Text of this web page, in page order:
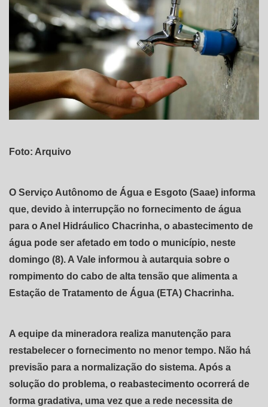
Foto: Arquivo
O Serviço Autônomo de Água e Esgoto (Saae) informa
que, devido à interrupção no fornecimento de água
para o Anel Hidráulico Chacrinha, o abastecimento de
água pode ser afetado em todo o município, neste
domingo (8). A Vale informou à autarquia sobre o
rompimento do cabo de alta tensão que alimenta a
Estação de Tratamento de Água (ETA) Chacrinha.
A equipe da mineradora realiza manutenção para
restabelecer o fornecimento no menor tempo. Não há
previsão para a normalização do sistema. Após a
solução do problema, o reabastecimento ocorrerá de
forma gradativa, uma vez que a rede necessita de